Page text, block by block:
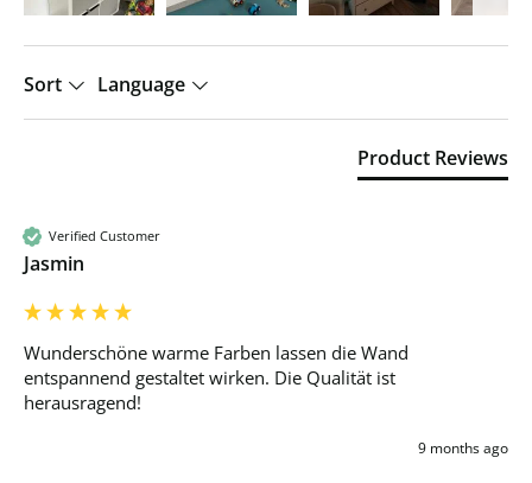
Sort Language
Product Reviews
Verified Customer
Jasmin
Wunderschöne warme Farben lassen die Wand
entspannend gestaltet wirken. Die Qualität ist
herausragend!
9 months ago